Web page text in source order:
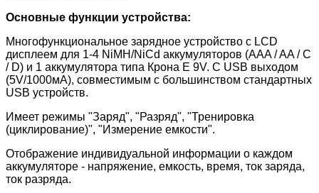
Основные функции устройства:
Многофункциональное зарядное устройство с LCD
дисплеем для 1-4 NiMH/NiCd аккумуляторов (AAA / AA / C
/ D) и 1 аккумулятора типа Крона Е 9V. С USB выходом
(5V/1000мА), совместимым с большинством стандартных
USB устройств.
Имеет режимы "Заряд", "Разряд", "Тренировка
(циклирование)", "Измерение емкости".
Отображение индивидуальной информации о каждом
аккумуляторе - напряжение, емкость, время, ток заряда,
ток разряда.